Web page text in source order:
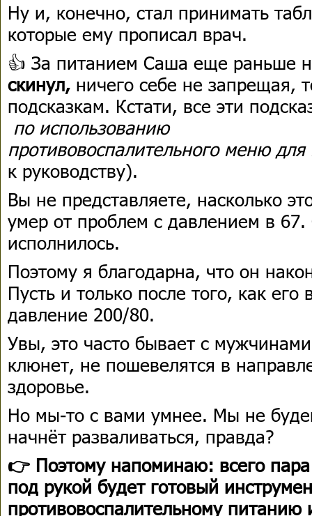
Ну и, конечно, стал принимать
которые ему прописал врач.
👍 За питанием Саша еще раньше
скинул, ничего себе не запрещая,
подсказкам. Кстати, все эти
по использованию
противовоспалительного меню для
к руководству).
Вы не представляете, насколько
умер от проблем с давлением в
исполнилось.
Поэтому я благодарна, что он
Пусть и только после того, как
давление 200/80.
Увы, это часто бывает с
клюнет, не пошевелятся в
здоровье.
Но мы-то с вами умнее. Мы не
начнёт разваливаться, правда?
👉 Поэтому напоминаю: всего
под рукой будет готовый
противовоспалительному